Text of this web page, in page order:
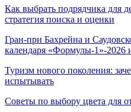
Как выбрать подрядчика для
стратегия поиска и оценки
Гран-при Бахрейна и
календаря «Формулы-1»-2026
Туризм нового поколения:
испытывать
Советы по выбору цвета для